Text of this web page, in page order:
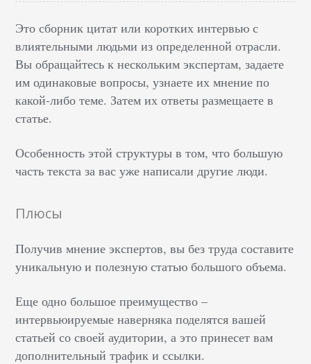
Это сборник цитат или коротких интервью с
влиятельными людьми из определенной отрасли.
Вы обращайтесь к нескольким экспертам, задаете
им одинаковые вопросы, узнаете их мнение по
какой-либо теме. Затем их ответы размещаете в
статье.
Особенность этой структуры в том, что большую
часть текста за вас уже написали другие люди.
Плюсы
Получив мнение экспертов, вы без труда составите
уникальную и полезную статью большого объема.
Еще одно большое преимущество –
интервьюируемые наверняка поделятся вашей
статьей со своей аудитории, а это принесет вам
дополнительный трафик и ссылки.